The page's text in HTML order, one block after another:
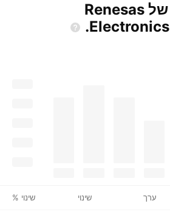
מספר עובדים של Renesas
Electronics
ערך שינוי שינוי %